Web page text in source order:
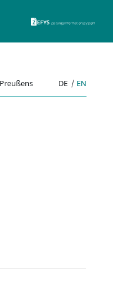
DE | EN